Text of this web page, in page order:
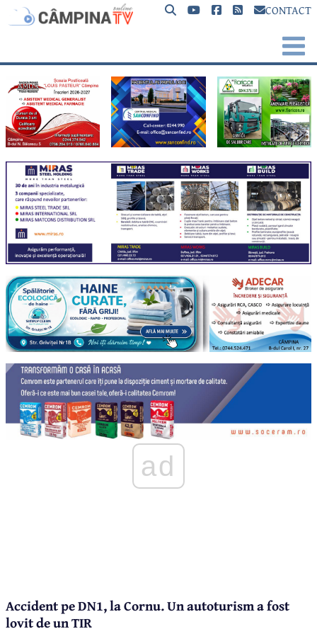
CONTACT
ad
Accident pe DN1, la Cornu. Un autoturism a fost
lovit de un TIR